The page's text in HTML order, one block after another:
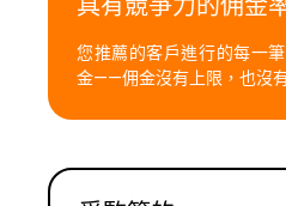
您推薦的客戶進行的每一
金——佣金沒有上限，也沒